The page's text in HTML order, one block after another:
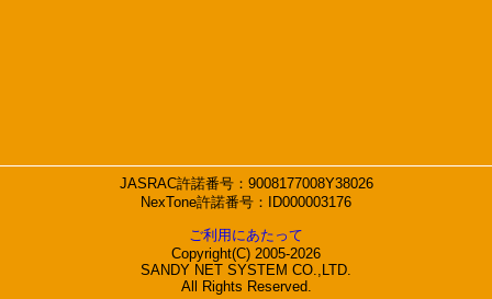
JASRAC許諾番号：9008177008Y38026
NexTone許諾番号：ID000003176
ご利用にあたって
Copyright(C) 2005-2026
SANDY NET SYSTEM CO.,LTD.
All Rights Reserved.